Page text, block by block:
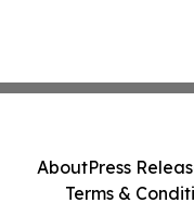
AboutPress
Terms &